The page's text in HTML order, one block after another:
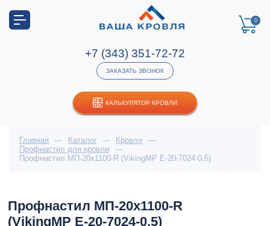
КАЛЬКУЛЯТОР КРОВЛИ
0
+7 (343) 351-72-72
ЗАКАЗАТЬ ЗВОНОК
Главная — Каталог — Кровля
—
Профнастил для кровли
—
Профнастил МП-20x1100-R (VikingMP E-20-7024-0,5)
Профнастил МП-20x1100-R
(VikingMP E-20-7024-0,5)